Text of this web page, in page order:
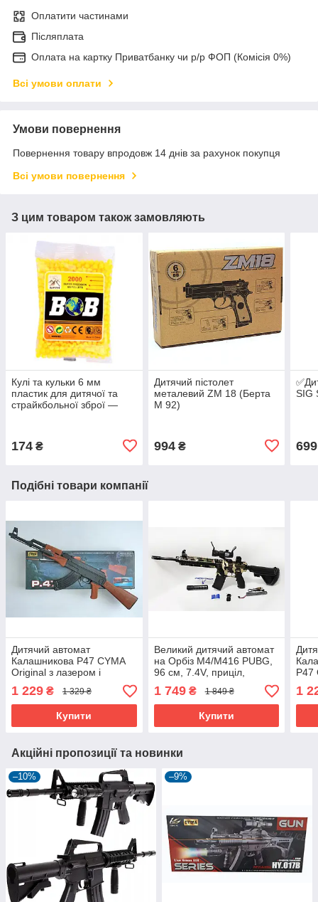
Оплатити частинами
Післяплата
Оплата на картку Приватбанку чи р/р ФОП (Комісія 0%)
Всі умови оплати
Умови повернення
Повернення товару впродовж 14 днів за рахунок покупця
Всі умови повернення
З цим товаром також замовляють
Кулі та кульки 6 мм
пластик для дитячої та
страйкбольної зброї —
174 ₴
Дитячий пістолет
металевий ZM 18 (Берта
M 92)
994₴
SIG
699
Подібні товари компанії
Дитячий автомат
Калашникова Р47 CYMA
Original з лазером і
ліхтариком, АК-47 на
пластикових кульках
1 229 ₴ 1 329 ₴
Купити
Великий дитячий автомат
на Орбіз М4/М416 PUBG,
96 см, 7.4V, приціл,
глушник, ремінець
1 749₴ 1 849 ₴
Купити
P47
1
Акційні пропозиції та новинки
–10% –9%